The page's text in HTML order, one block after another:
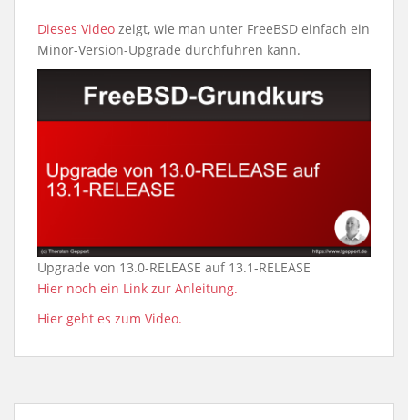
Dieses Video zeigt, wie man unter FreeBSD einfach ein
Minor-Version-Upgrade durchführen kann.
Upgrade von 13.0-RELEASE auf 13.1-RELEASE
Hier noch ein Link zur Anleitung.
Hier geht es zum Video.